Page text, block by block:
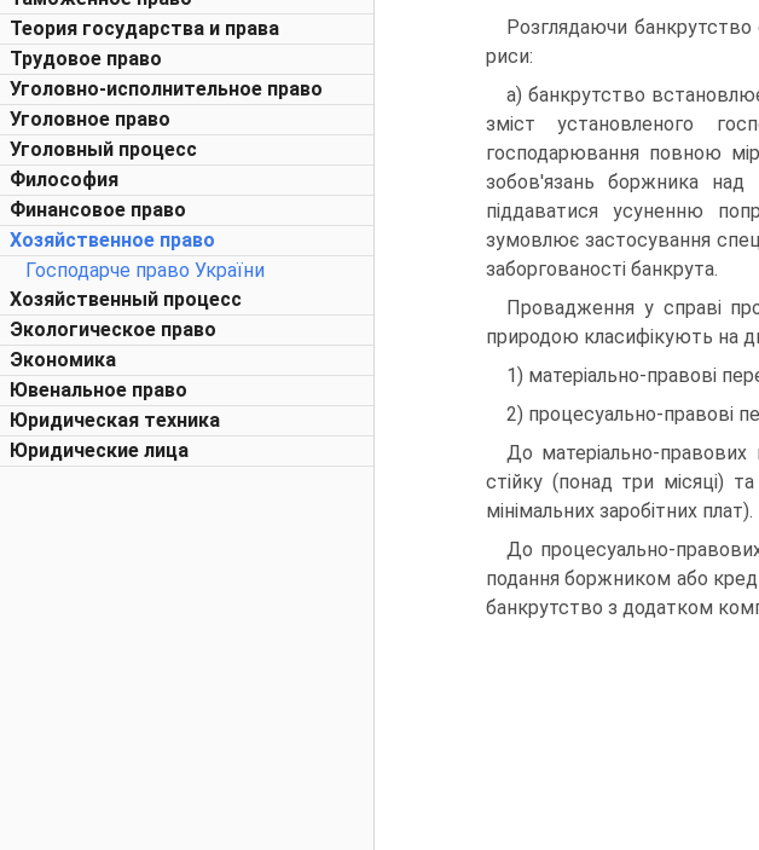
Теория государства и права
Трудовое право
Уголовно-исполнительное право
Уголовное право
Уголовный процесс
Философия
Финансовое право
Хозяйственное право
Господарче право України
Хозяйственный процесс
Экологическое право
Экономика
Ювенальное право
Юридическая техника
Юридические лица
Розглядаючи банкрутство
риси:
а) банкрутство
зміст установленого
господарювання повною
зобов'язань боржника
піддаватися усуненню
зумовлює засто­сування
заборгованості банкрута.
Провадження у справі
природою класифікують на
1) матеріально-правові
2) процесуально-правові
До матеріально-
стійку (понад три місяці)
мінімальних заробітних плат).
До процесуально-
подання боржником або
банкрутство з додат­ком